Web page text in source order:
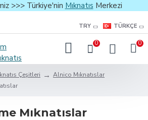
>>> Türkiye'nin Mıknatıs Merkezi
TRY TÜRKÇE
0 0
Çeşitleri
Alnico Mıknatıslar
Mıknatıslar